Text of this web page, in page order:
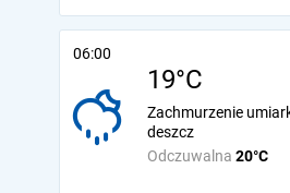
06:00
19°C
Odczuwalna 20°C
Zachmurzenie
deszcz